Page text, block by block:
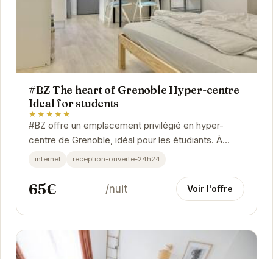
#BZ The heart of Grenoble Hyper-centre
Ideal for students
★★★★★
#BZ offre un emplacement privilégié en hyper-
centre de Grenoble, idéal pour les étudiants. À
proximité des transports, des commerces et des...
internet reception-ouverte-24h24
65€ /nuit Voir l'offre